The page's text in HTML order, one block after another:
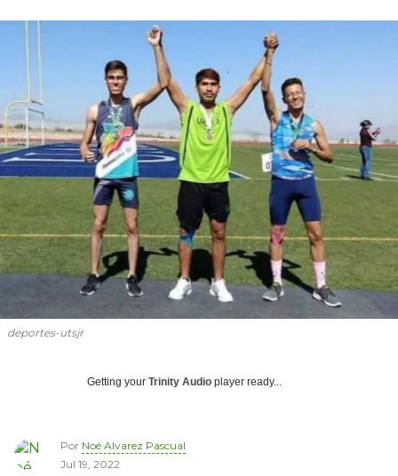
deportes-utsjr
Getting your Trinity Audio player ready...
Por Noé Alvarez Pascual
Jul 19, 2022